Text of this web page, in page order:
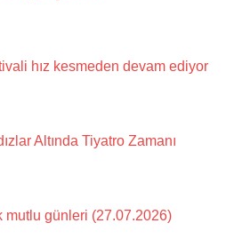
hız kesmeden devam ediyor
Altında Tiyatro Zamanı
mutlu günleri (27.07.2026)